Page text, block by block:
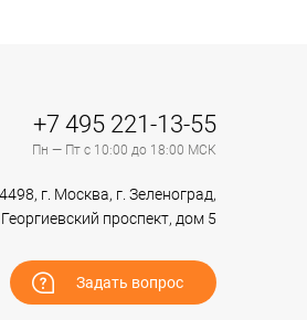
+7 495 221-13-55
Пн — Пт с 10:00 до 18:00 МСК
г. Москва, г. Зеленоград,
Георгиевский проспект, дом 5
Задать вопрос